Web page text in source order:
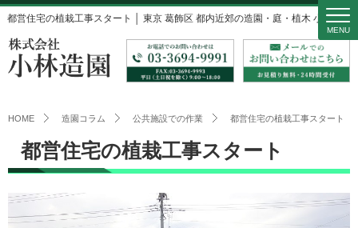
都営住宅の植栽工事スタート │ 東京 葛飾区 都内近郊の造園・庭・植木 小林造園
MENU
HOME 造園コラム 公共施設での作業 都営住宅の植栽工事スタート
都営住宅の植栽工事スタート